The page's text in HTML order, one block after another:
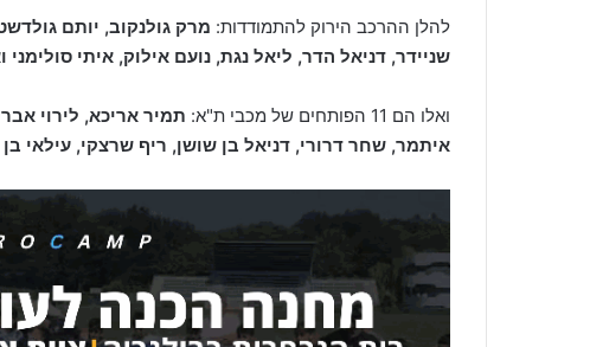
להלן ההרכב הירוק להתמודדות: מרק גולנקוב, יותם
שניידר, דניאל הדר, ליאל נגת, נועם אילוק, איתי סולימני
ואלו הם 11 הפותחים של מכבי ת"א:
תמיר אריכא, לירוי
איתמר, שחר דרורי, דניאל בן שושן, ריף שרצקי, עילאי בן